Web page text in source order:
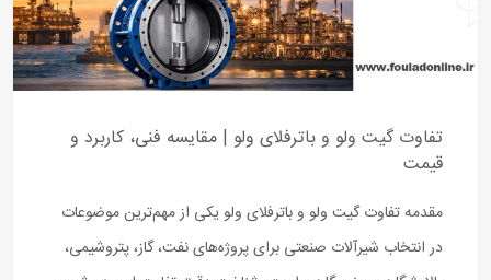
تفاوت گیت ولو و باترفلای ولو | مقایسه فنی، کاربرد و
قیمت
مقدمه تفاوت گیت ولو و باترفلای ولو یکی از مهم‌ترین موضوعات
در انتخاب شیرآلات صنعتی برای پروژه‌های نفت، گاز، پتروشیمی،